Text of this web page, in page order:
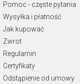
Pomoc - częste pytania
Wysyłka i płatność
Jak kupować
Zwrot
Regulamin
Certyfikaty
Odstąpienie od umowy